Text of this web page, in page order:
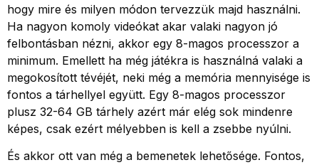
hogy mire és milyen módon tervezzük majd használni.
Ha nagyon komoly videókat akar valaki nagyon jó
felbontásban nézni, akkor egy 8-magos processzor a
minimum. Emellett ha még játékra is használná valaki a
megokosított tévéjét, neki még a memória mennyisége is
fontos a tárhellyel együtt. Egy 8-magos processzor
plusz 32-64 GB tárhely azért már elég sok mindenre
képes, csak ezért mélyebben is kell a zsebbe nyúlni.
És akkor ott van még a bemenetek lehetősége. Fontos,